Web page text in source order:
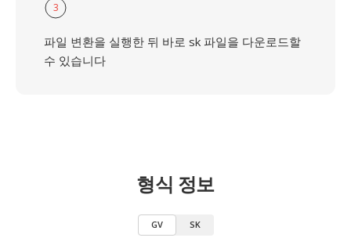
3
파일 변환을 실행한 뒤 바로 sk 파일을 다운로드할
수 있습니다
형식 정보
GV SK